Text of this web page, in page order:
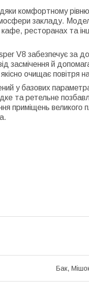
комфортному
закладу.
кафе, ресторанах та
V8 забезпечує за
засмічення й
очищає повітря
у базових
та ретельне
приміщень
Бак,